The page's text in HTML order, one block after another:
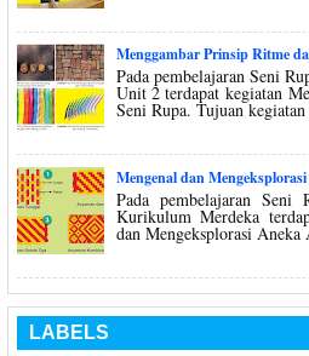
Menggambar Prinsip Ritme
Pada pembelajaran Seni
Unit 2 terdapat kegiatan
Seni Rupa. Tujuan
Mengenal dan
Pada pembelajaran
Kurikulum Merdeka
dan Mengeksplorasi
LABELS